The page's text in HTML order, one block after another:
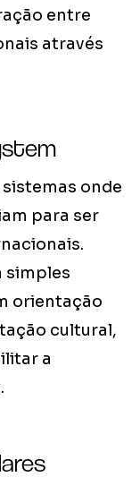
entre
através
onde
para ser
simples
orientação
cultural,
a